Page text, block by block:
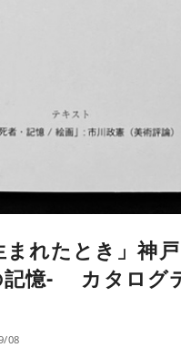
まれたとき」神
記憶- カタログ
08